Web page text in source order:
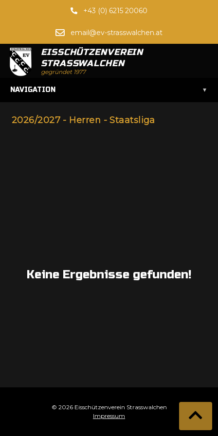
+43 (0) 6215 20060
email@ev-strasswalchen.at
EISSCHÜTZENVEREIN
STRASSWALCHEN
gegründet 1977
NAVIGATION ▾
2026/2027 - Herren - Staatsliga
Keine Ergebnisse gefunden!
© 2026 Eisschützenverein Strasswalchen
Impressum